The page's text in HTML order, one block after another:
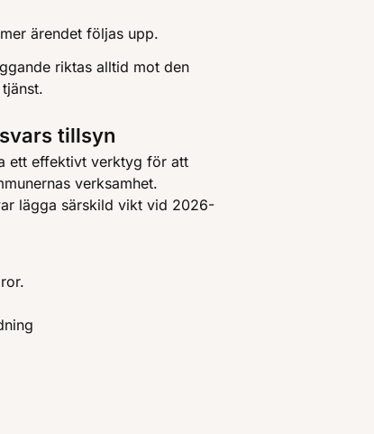
ärendet följas upp.
riktas alltid mot den
tillsyn
ett effektivt verktyg för att
verksamhet.
lägga särskild vikt vid 2026-